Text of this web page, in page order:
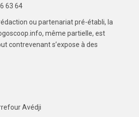
63 64
ou partenariat pré-établi, la
même partielle, est
contrevenant s’expose à des
Avédji